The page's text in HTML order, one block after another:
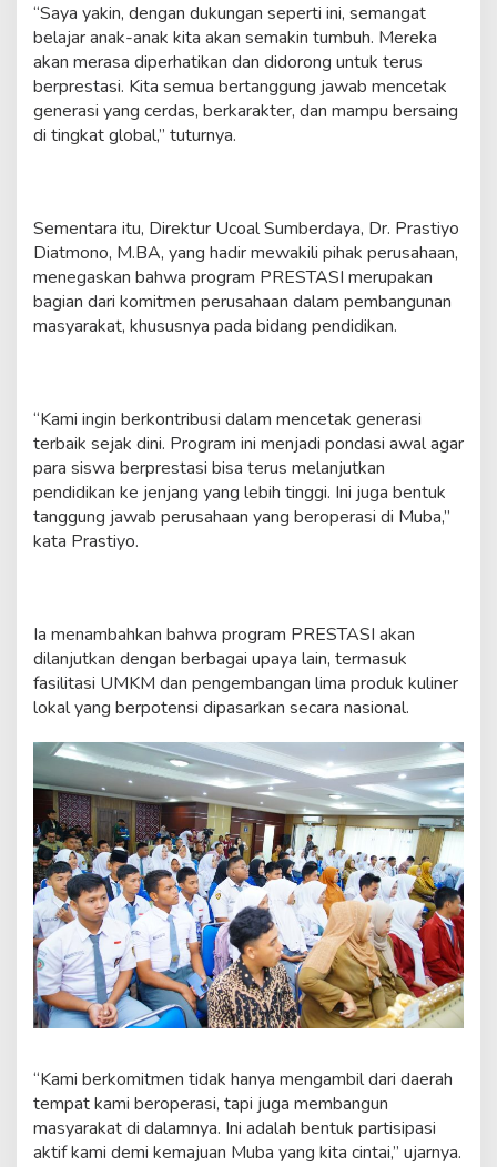
“Saya yakin, dengan dukungan seperti ini, semangat
belajar anak-anak kita akan semakin tumbuh. Mereka
akan merasa diperhatikan dan didorong untuk terus
berprestasi. Kita semua bertanggung jawab mencetak
generasi yang cerdas, berkarakter, dan mampu bersaing
di tingkat global,” tuturnya.
Sementara itu, Direktur Ucoal Sumberdaya, Dr. Prastiyo
Diatmono, M.BA, yang hadir mewakili pihak perusahaan,
menegaskan bahwa program PRESTASI merupakan
bagian dari komitmen perusahaan dalam pembangunan
masyarakat, khususnya pada bidang pendidikan.
“Kami ingin berkontribusi dalam mencetak generasi
terbaik sejak dini. Program ini menjadi pondasi awal agar
para siswa berprestasi bisa terus melanjutkan
pendidikan ke jenjang yang lebih tinggi. Ini juga bentuk
tanggung jawab perusahaan yang beroperasi di Muba,”
kata Prastiyo.
Ia menambahkan bahwa program PRESTASI akan
dilanjutkan dengan berbagai upaya lain, termasuk
fasilitasi UMKM dan pengembangan lima produk kuliner
lokal yang berpotensi dipasarkan secara nasional.
“Kami berkomitmen tidak hanya mengambil dari daerah
tempat kami beroperasi, tapi juga membangun
masyarakat di dalamnya. Ini adalah bentuk partisipasi
aktif kami demi kemajuan Muba yang kita cintai,” ujarnya.